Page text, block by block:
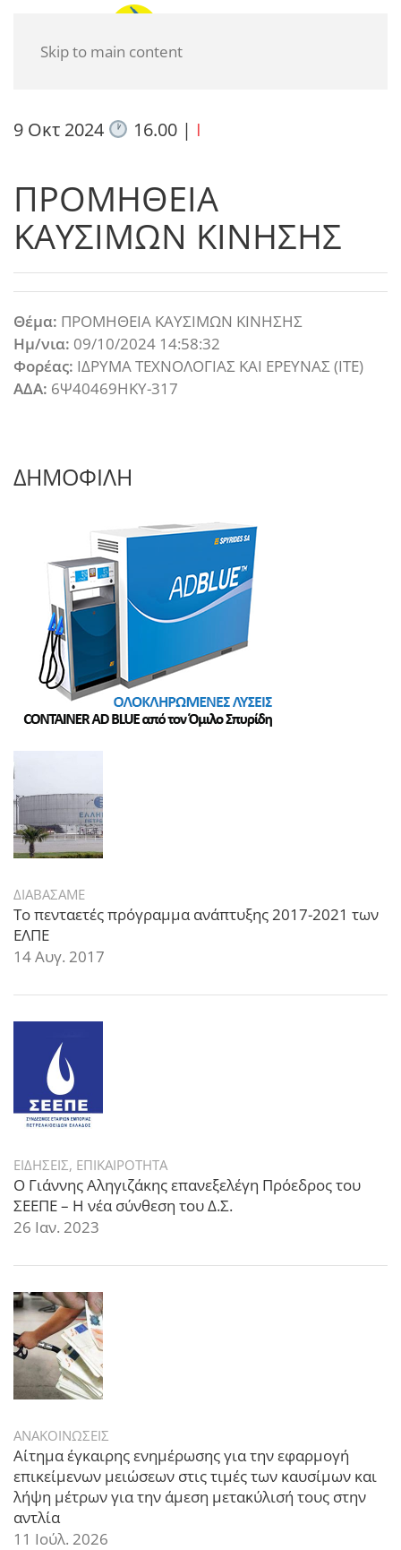
Skip to main content
9 Οκτ 2024 16.00| I
ΠΡΟΜΗΘΕΙΑ
ΚΑΥΣΙΜΩΝ ΚΙΝΗΣΗΣ
Θέμα: ΠΡΟΜΗΘΕΙΑ ΚΑΥΣΙΜΩΝ ΚΙΝΗΣΗΣ
Ημ/νια: 09/10/2024 14:58:32
Φορέας: ΙΔΡΥΜΑ ΤΕΧΝΟΛΟΓΙΑΣ ΚΑΙ ΕΡΕΥΝΑΣ (ΙΤΕ)
ΑΔΑ: 6Ψ40469ΗΚΥ-317
ΔΗΜΟΦΙΛΗ
ΔΙΑΒΑΣΑΜΕ
Το πενταετές πρόγραμμα ανάπτυξης 2017-2021 των
ΕΛΠΕ
14 Αυγ. 2017
ΕΙΔΗΣΕΙΣ, ΕΠΙΚΑΙΡΟΤΗΤΑ
Ο Γιάννης Αληγιζάκης επανεξελέγη Πρόεδρος του
ΣΕΕΠΕ – Η νέα σύνθεση του Δ.Σ.
26 Ιαν. 2023
ΑΝΑΚΟΙΝΩΣΕΙΣ
Αίτημα έγκαιρης ενημέρωσης για την εφαρμογή
επικείμενων μειώσεων στις τιμές των καυσίμων και
λήψη μέτρων για την άμεση μετακύλισή τους στην
αντλία
11 Ιούλ. 2026